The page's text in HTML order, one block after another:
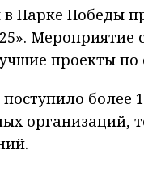
в Парке Победы
Мероприятие
проекты по
более
организаций,